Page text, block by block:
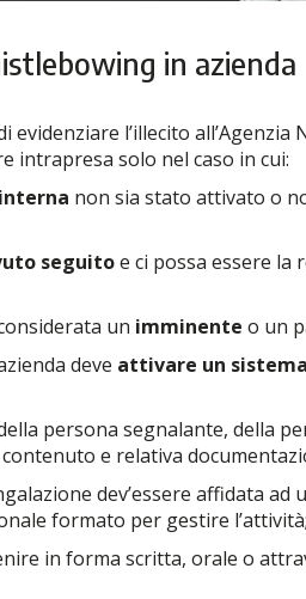
in azienda
l’illecito
intrapresa solo nel caso in cui:
non sia stato attivato o
seguitoe ci possa essere la
un imminente o un
deve attivare un
persona segnalante, della
e relativa
dev’essere affidata
formato per gestire l’attività;
in forma scritta, orale o